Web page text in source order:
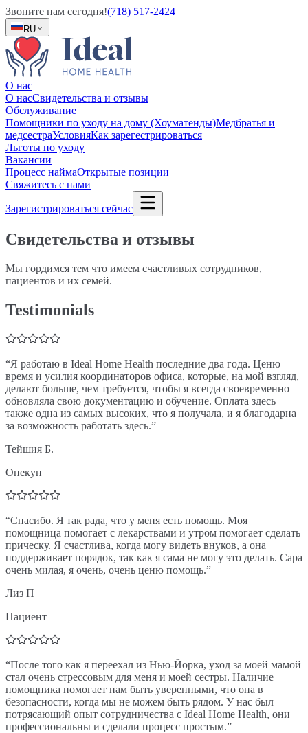
Звоните нам сегодня!(718) 517-2424
RU
О нас
О насСвидетельства и отзывы
Обслуживание
Помощники по уходу на дому (Хоуматенды)Медбратья и
медсестраУсловияКак зарегестрироваться
Льготы по уходу
Вакансии
Процесс наймаОткрытые позиции
Свяжитесь с нами
Зарегистрироваться сейчас
Свидетельства и отзывы
Мы гордимся тем что имеем счастливых сотрудников,
пациентов и их семей.
Testimonials
“Я работаю в Ideal Home Health последние два года. Ценю
время и усилия координаторов офиса, которые, на мой взгляд,
делают больше, чем требуется, чтобы я всегда своевременно
обновляла свою документацию и обучение. Оплата здесь
также одна из самых высоких, что я получала, и я благодарна
за возможность работать здесь.”
Тейшия Б.
Опекун
“Спасибо. Я так рада, что у меня есть помощь. Моя
помощница помогает с лекарствами и утром помогает сделать
прическу. Я счастлива, когда могу видеть внуков, а она
поддерживает порядок, так как я сама не могу это делать. Сара
очень милая, я очень, очень ценю помощь.”
Лиз П
Пациент
“После того как я переехал из Нью-Йорка, уход за моей мамой
стал очень стрессовым для меня и моей сестры. Наличие
помощника помогает нам быть уверенными, что она в
безопасности, когда мы не можем быть рядом. У нас был
потрясающий опыт сотрудничества с Ideal Home Health, они
профессиональны и сделали процесс простым.”